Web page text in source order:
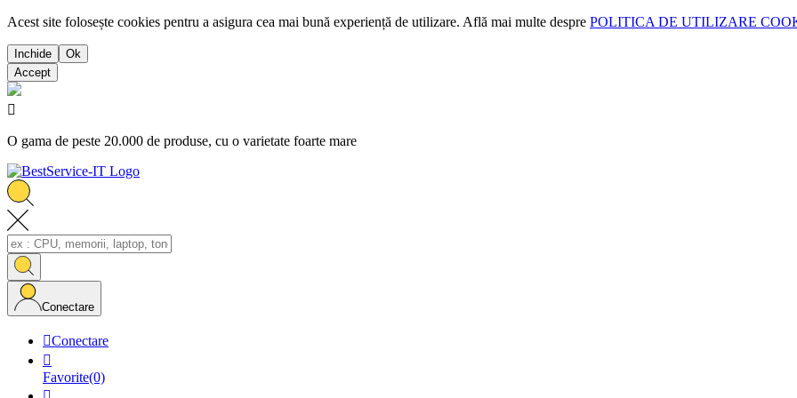
Acest site folosește cookies pentru a asigura cea mai bună experiență de utilizare. Află mai multe despre POLITICA DE UTILIZARE
Inchide
Ok
Accept

O gama de peste 20.000 de produse, cu o varietate foarte mare
Conectare
Conectare

Favorite(0)